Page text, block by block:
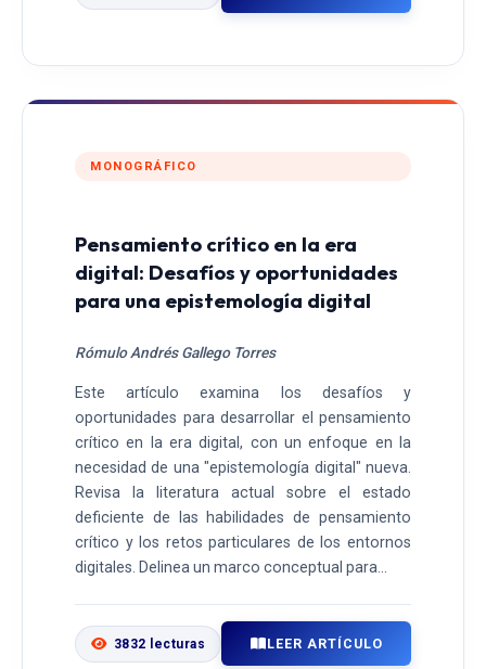
MONOGRÁFICO
Pensamiento crítico en la era
digital: Desafíos y oportunidades
para una epistemología digital
Rómulo Andrés Gallego Torres
Este artículo examina los desafíos y
oportunidades para desarrollar el pensamiento
crítico en la era digital, con un enfoque en la
necesidad de una "epistemología digital" nueva.
Revisa la literatura actual sobre el estado
deficiente de las habilidades de pensamiento
crítico y los retos particulares de los entornos
digitales. Delinea un marco conceptual para...
3832 lecturas LEER ARTÍCULO